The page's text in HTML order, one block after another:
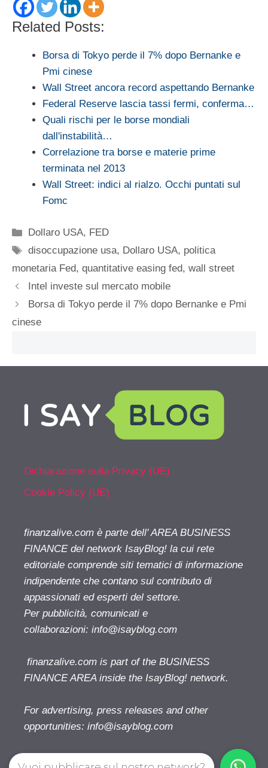
Related Posts:
Borsa di Tokyo perde il 7% dopo Bernanke e
Pmi cinese
Wall Street ancora record aspettando Bernanke
Federal Reserve lascia tassi fermi, conferma…
Quali rischi per le borse mondiali
dall'instabilità…
Correlazione tra borse e materie prime
terminata nel 2013
Wall Street: indici al rialzo. Occhi puntati sul
Fomc
Categorie
Dollaro USA, FED
Tag
disoccupazione usa, Dollaro USA, politica
monetaria Fed, quantitative easing fed, wall street
Intel investe sul mercato mobile
Borsa di Tokyo perde il 7% dopo Bernanke e Pmi
cinese
Dichiarazione sulla Privacy (UE)
Cookie Policy (UE)
finanzalive.com è parte dell' AREA BUSINESS
FINANCE del network IsayBlog! la cui rete
editoriale comprende siti tematici di informazione
indipendente che contano sul contributo di
appassionati ed esperti del settore.
Per pubblicità, comunicati e
collaborazioni: info@isayblog.com
finanzalive.com is part of the BUSINESS
FINANCE AREA inside the IsayBlog! network.
For advertising, press releases and other
opportunities: info@isayblog.com